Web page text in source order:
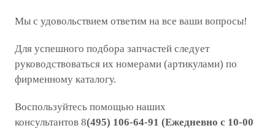
Мы с удовольствием ответим на все ваши вопросы!
Для успешного подбора запчастей следует
руководствоваться их номерами (артикулами) по
фирменному каталогу.
Воспользуйтесь помощью наших
консультантов 8(495) 106-64-91 (Ежедневно с 10-00